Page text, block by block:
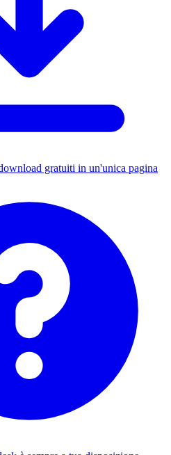
gratuiti in un'unica pagina